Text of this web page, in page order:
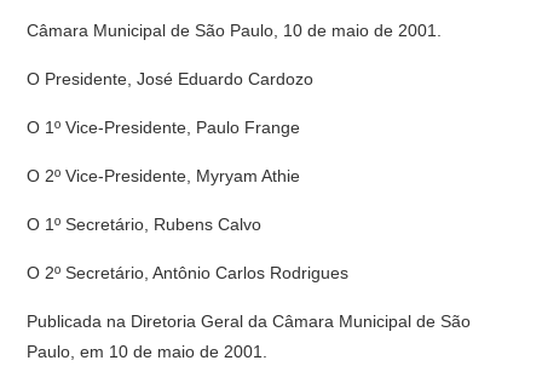
Câmara Municipal de São Paulo, 10 de maio de 2001.
O Presidente, José Eduardo Cardozo
O 1º Vice-Presidente, Paulo Frange
O 2º Vice-Presidente, Myryam Athie
O 1º Secretário, Rubens Calvo
O 2º Secretário, Antônio Carlos Rodrigues
Publicada na Diretoria Geral da Câmara Municipal de São
Paulo, em 10 de maio de 2001.